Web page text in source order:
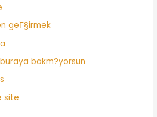
geГ§irmek
bakm?yorsun
site